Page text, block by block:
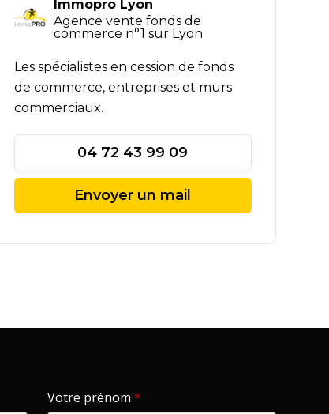
Immopro Lyon
Agence vente fonds de
commerce n°1 sur Lyon
Les spécialistes en cession de fonds
de commerce, entreprises et murs
commerciaux.
04 72 43 99 09
Envoyer un mail
Votre prénom *